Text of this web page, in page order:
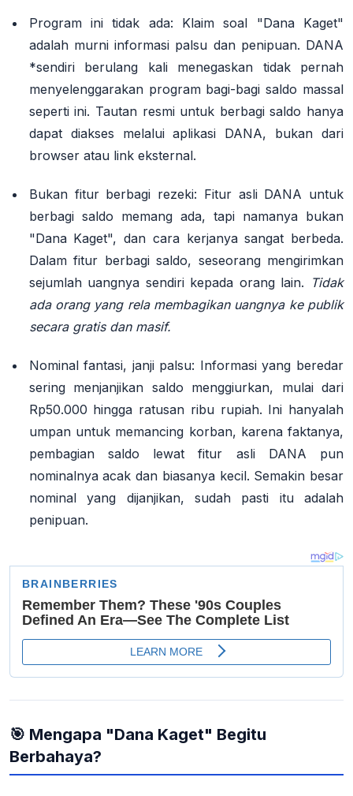
Program ini tidak ada: Klaim soal "Dana Kaget"
adalah murni informasi palsu dan penipuan. DANA
*sendiri berulang kali menegaskan tidak pernah
menyelenggarakan program bagi-bagi saldo massal
seperti ini. Tautan resmi untuk berbagi saldo hanya
dapat diakses melalui aplikasi DANA, bukan dari
browser atau link eksternal.
Bukan fitur berbagi rezeki: Fitur asli DANA untuk
berbagi saldo memang ada, tapi namanya bukan
"Dana Kaget", dan cara kerjanya sangat berbeda.
Dalam fitur berbagi saldo, seseorang mengirimkan
sejumlah uangnya sendiri kepada orang lain. Tidak
ada orang yang rela membagikan uangnya ke publik
secara gratis dan masif.
Nominal fantasi, janji palsu: Informasi yang beredar
sering menjanjikan saldo menggiurkan, mulai dari
Rp50.000 hingga ratusan ribu rupiah. Ini hanyalah
umpan untuk memancing korban, karena faktanya,
pembagian saldo lewat fitur asli DANA pun
nominalnya acak dan biasanya kecil. Semakin besar
nominal yang dijanjikan, sudah pasti itu adalah
penipuan.
🎯 Mengapa "Dana Kaget" Begitu
Berbahaya?